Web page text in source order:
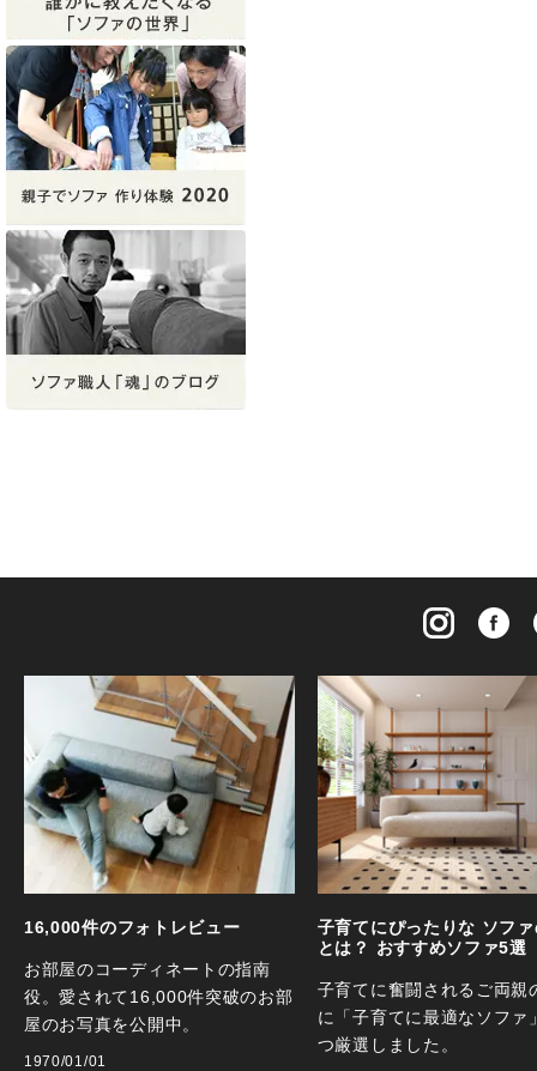
16,000件のフォトレビュー
お部屋のコーディネートの指南
役。愛されて16,000件突破のお部
屋のお写真を公開中。
1970/01/01
子育てにぴったりな ソフ
とは？ おすすめソファ5選
子育てに奮闘されるご両親
に「子育てに最適なソファ
つ厳選しました。